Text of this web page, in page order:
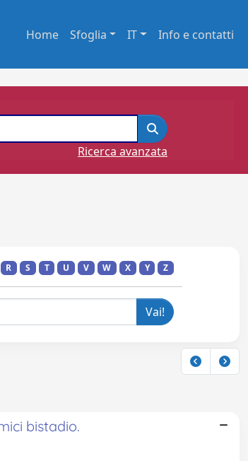
Home Sfoglia IT Info e contatti
Ricerca avanzata
R S T U V W X Y Z
bistadio.